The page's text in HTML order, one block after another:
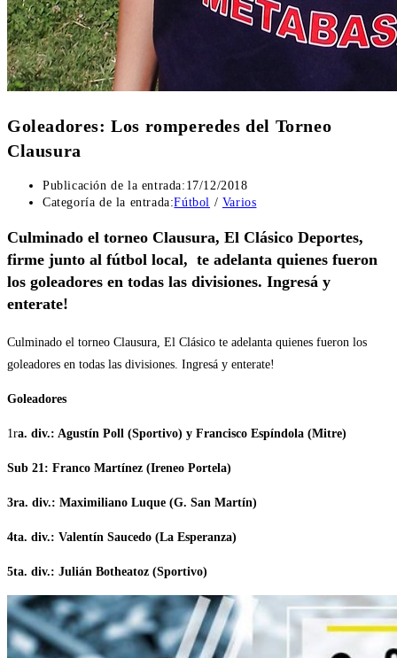
Goleadores: Los romperedes del Torneo
Clausura
Publicación de la entrada: 17/12/2018
Categoría de la entrada:Fútbol / Varios
Culminado el torneo Clausura, El Clásico Deportes,
firme junto al fútbol local, te adelanta quienes fueron
los goleadores en todas las divisiones. Ingresá y
enterate!
Culminado el torneo Clausura, El Clásico te adelanta quienes fueron los
goleadores en todas las divisiones. Ingresá y enterate!
Goleadores
1ra. div.: Agustín Poll (Sportivo) y Francisco Espíndola (Mitre)
Sub 21: Franco Martínez (Ireneo Portela)
3ra. div.: Maximiliano Luque (G. San Martín)
4ta. div.: Valentín Saucedo (La Esperanza)
5ta. div.: Julián Botheatoz (Sportivo)